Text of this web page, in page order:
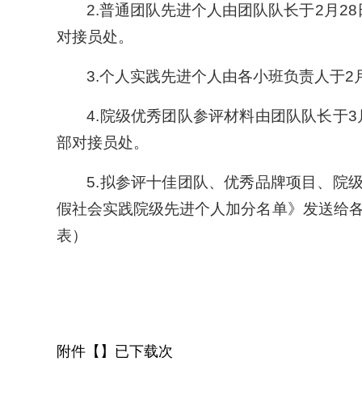
2.普通团队先进个人由团队队长于2月
对接员处。
3.个人实践先进个人由各小班负责人于
4.院级优秀团队参评材料由团队队长于
部对接员处。
5.拟参评十佳团队、优秀品牌项目、院
假社会实践院级先进个人加分名单》发送给
表）
附件【】已下载次